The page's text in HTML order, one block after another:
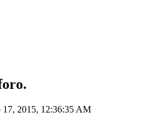
2015, 12:36:35 AM